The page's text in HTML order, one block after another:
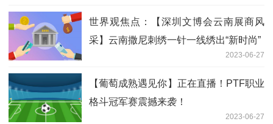
世界观焦点：【深圳文博会云南展商风
采】云南撒尼刺绣一针一线绣出“新时尚”
2023-06-27
【葡萄成熟遇见你】正在直播！PTF职业
格斗冠军赛震撼来袭！
2023-06-27